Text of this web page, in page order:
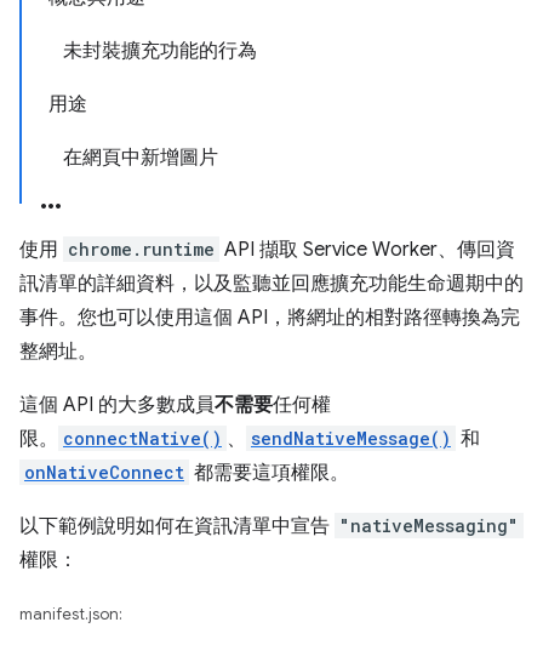
未封裝擴充功能的行為
用途
在網頁中新增圖片
使用 chrome.runtime API 擷取 Service Worker、傳回資
訊清單的詳細資料，以及監聽並回應擴充功能生命週期中的
事件。您也可以使用這個 API，將網址的相對路徑轉換為完
整網址。
這個 API 的大多數成員不需要任何權
限。
connectNative() 、 sendNativeMessage() 和
onNativeConnect 都需要這項權限。
以下範例說明如何在資訊清單中宣告 "nativeMessaging"
權限：
manifest.json: